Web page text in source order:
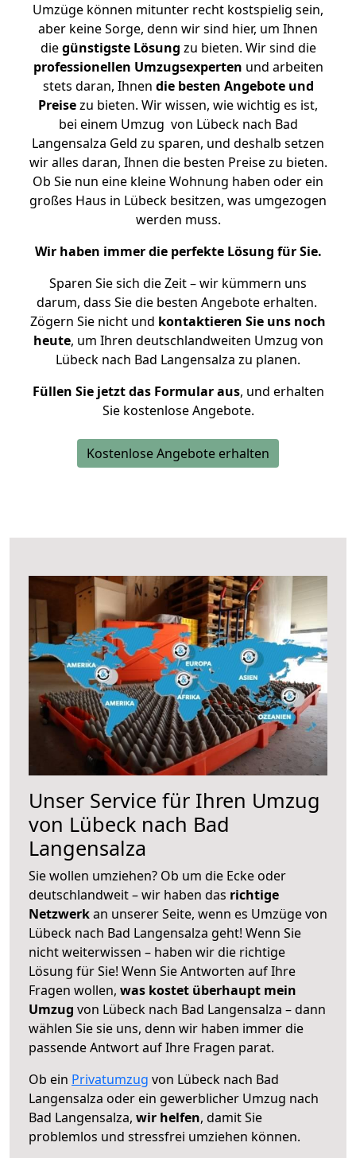
Umzüge können mitunter recht kostspielig sein,
aber keine Sorge, denn wir sind hier, um Ihnen
diegünstigste Lösung zu bieten. Wir sind die
professionellen Umzugsexperten und arbeiten
stets daran, Ihnen die besten Angebote und
Preisezu bieten. Wir wissen, wie wichtig es ist,
bei einem Umzug von Lübeck nach Bad
Langensalza Geld zu sparen, und deshalb setzen
wir alles daran, Ihnen die besten Preise zu bieten.
Ob Sie nun eine kleine Wohnung haben oder ein
großes Haus in Lübeck besitzen, was umgezogen
werden muss.
Wir haben immer die perfekte Lösung für Sie.
Sparen Sie sich die Zeit – wir kümmern uns
darum, dass Sie die besten Angebote erhalten.
Zögern Sie nicht und kontaktieren Sie uns noch
heute, um Ihren deutschlandweiten Umzug von
Lübeck nach Bad Langensalza zu planen.
Füllen Sie jetzt das Formular aus, und erhalten
Sie kostenlose Angebote.
Kostenlose Angebote erhalten
Unser Service für Ihren Umzug
von Lübeck nach Bad
Langensalza
Sie wollen umziehen? Ob um die Ecke oder
deutschlandweit – wir haben das richtige
Netzwerkan unserer Seite, wenn es Umzüge von
Lübeck nach Bad Langensalza geht! Wenn Sie
nicht weiterwissen – haben wir die richtige
Lösung für Sie! Wenn Sie Antworten auf Ihre
Fragen wollen, was kostet überhaupt mein
Umzug von Lübeck nach Bad Langensalza – dann
wählen Sie sie uns, denn wir haben immer die
passende Antwort auf Ihre Fragen parat.
Ob ein Privatumzug von Lübeck nach Bad
Langensalza oder ein gewerblicher Umzug nach
Bad Langensalza, wir helfen, damit Sie
problemlos und stressfrei umziehen können.